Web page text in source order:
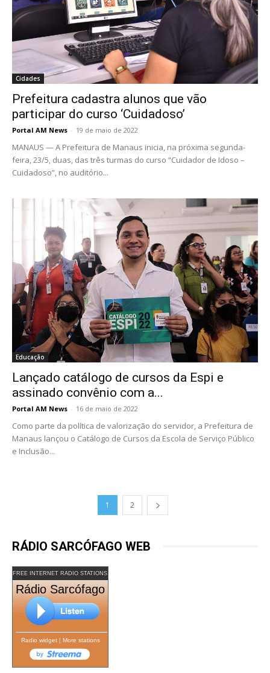
Cidades
Prefeitura cadastra alunos que vão
participar do curso ‘Cuidadoso’
Portal AM News - 19 de maio de 2022
MANAUS — A Prefeitura de Manaus inicia, na próxima segunda-
feira, 23/5, duas, das três turmas do curso “Cuidador de Idoso –
Cuidadoso”, no auditório...
Educação
Lançado catálogo de cursos da Espi e
assinado convênio com a...
Portal AM News - 16 de maio de 2022
Como parte da política de valorização do servidor, a Prefeitura de
Manaus lançou o Catálogo de Cursos da Escola de Serviço Público
e Inclusão...
1 2
RÁDIO SARCÓFAGO WEB
FREE INTERNET RADIO STATIONS
Rádio Sarcófago
Radio widget| More stations